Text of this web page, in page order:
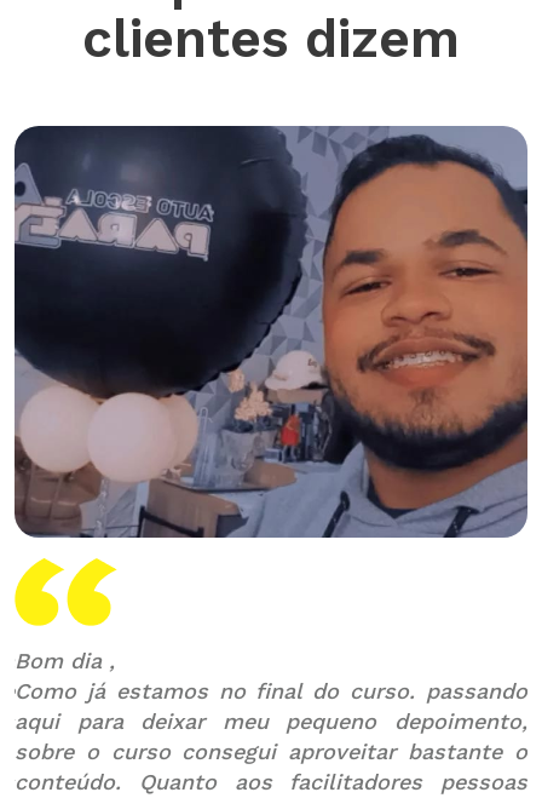
clientes dizem
Bom dia ,
Como já estamos no final do curso. passando
aqui para deixar meu pequeno depoimento,
sobre o curso consegui aproveitar bastante o
conteúdo. Quanto aos facilitadores pessoas